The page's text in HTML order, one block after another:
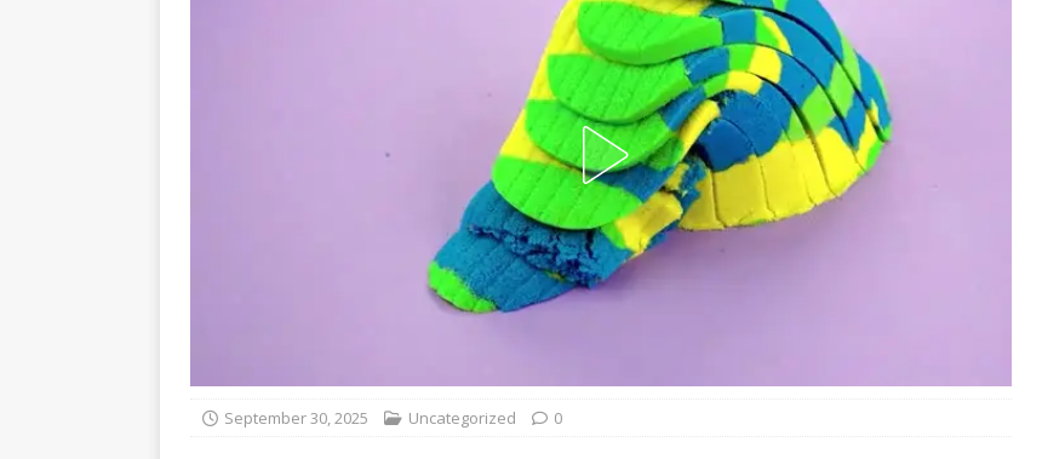
September 30, 2025 Uncategorized 0